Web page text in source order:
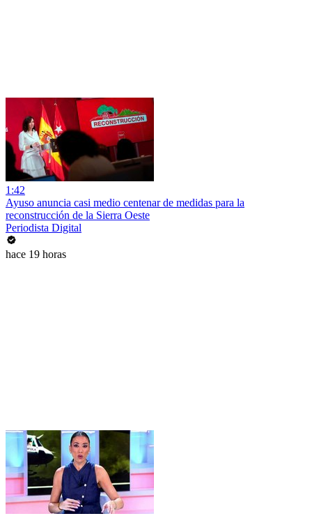
1:42
Ayuso anuncia casi medio centenar de medidas para la
reconstrucción de la Sierra Oeste
Periodista Digital
hace 19 horas